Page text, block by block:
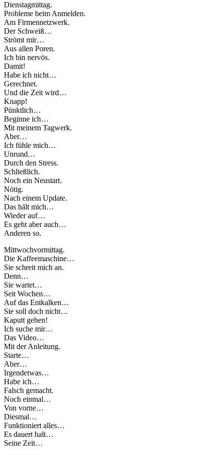
Dienstagmittag.
Probleme beim Anmelden.
Am Firmennetzwerk.
Der Schweiß…
Strömt mir…
Aus allen Poren.
Ich bin nervös.
Damit!
Habe ich nicht…
Gerechnet.
Und die Zeit wird…
Knapp!
Pünktlich…
Beginne ich…
Mit meinem Tagwerk.
Aber…
Ich fühle mich…
Unrund…
Durch den Stress.
Schließlich.
Noch ein Neustart.
Nötig.
Nach einem Update.
Das hält mich…
Wieder auf…
Es geht aber auch…
Anderen so.
Mittwochvormittag.
Die Kaffeemaschine…
Sie schreit mich an.
Denn…
Sie wartet…
Seit Wochen…
Auf das Entkalken…
Sie soll doch nicht…
Kaputt gehen!
Ich suche mir…
Das Video…
Mit der Anleitung.
Starte…
Aber…
Irgendetwas…
Habe ich…
Falsch gemacht.
Noch einmal…
Von vorne…
Diesmal…
Funktioniert alles…
Es dauert halt…
Seine Zeit…